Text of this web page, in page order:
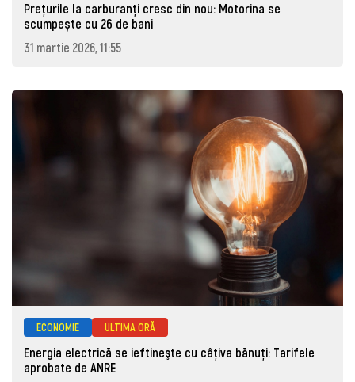
Prețurile la carburanţi cresc din nou: Motorina se
scumpește cu 26 de bani
31 martie 2026, 11:55
ECONOMIE ULTIMA ORĂ
Energia electrică se ieftineşte cu câţiva bănuţi: Tarifele
aprobate de ANRE